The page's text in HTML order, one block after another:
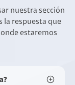
nuestra sección
la respuesta que
estaremos